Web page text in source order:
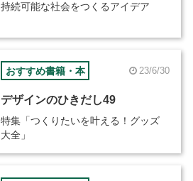
持続可能な社会をつくるアイデア
おすすめ書籍・本 23/6/30
デザインのひきだし49
特集「つくりたいを叶える！グッズ
大全」